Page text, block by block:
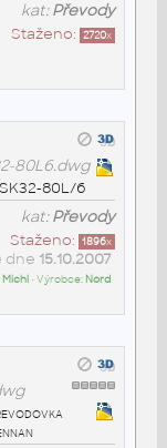
kat:Převody
Staženo: 2720x
80L6.dwg
80L/6
kat:Převody
Staženo: 1896x
dne 15.10.2007
• Výrobce: Nord